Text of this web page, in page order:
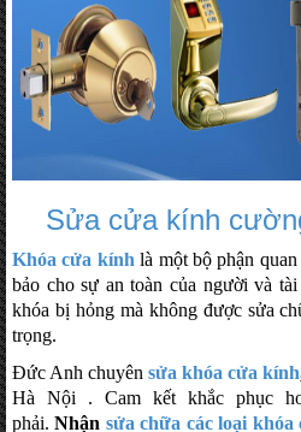
Sửa cửa kính
Khóa cửa kính là một bộ phận
bảo cho sự an toàn của người và
khóa bị hỏng mà không được sửa
trọng.
Đức Anh chuyên sửa khóa cửa kính
Hà Nội . Cam kết khắc phục
phải.Nhận sửa chữa các loại khóa